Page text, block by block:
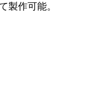
製作可能。